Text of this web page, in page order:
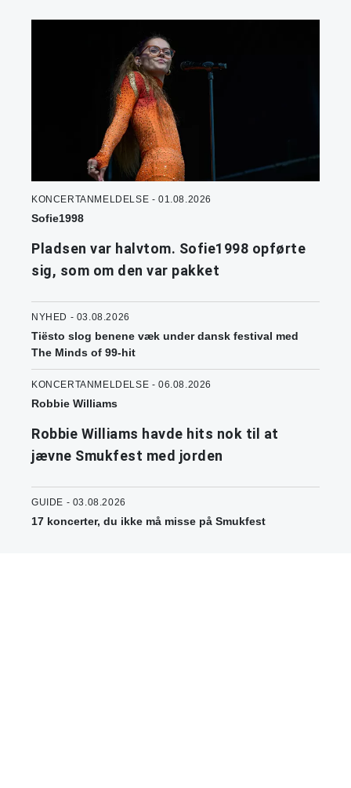
KONCERTANMELDELSE - 01.08.2026
Sofie1998
Pladsen var halvtom. Sofie1998 opførte
sig, som om den var pakket
NYHED - 03.08.2026
Tiësto slog benene væk under dansk festival med
The Minds of 99-hit
KONCERTANMELDELSE - 06.08.2026
Robbie Williams
Robbie Williams havde hits nok til at
jævne Smukfest med jorden
GUIDE - 03.08.2026
17 koncerter, du ikke må misse på Smukfest